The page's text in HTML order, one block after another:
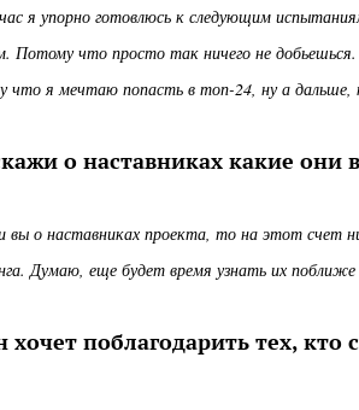
я упорно готовлюсь к следующим
Потому что просто так ничего не
что я мечтаю попасть в топ-24, ну а
о наставниках какие они
вы о наставниках проекта, то на этот счет
Думаю, еще будет время узнать их
хочет поблагодарить тех, кто